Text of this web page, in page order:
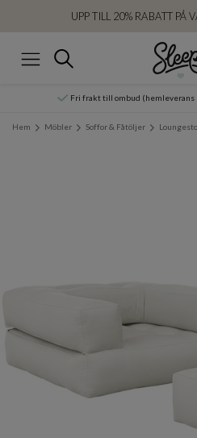
UPP TILL 20% RABATT PÅ
Sök
Fri frakt till ombud (hemleverans
Hem Möbler Soffor & Fåtöljer